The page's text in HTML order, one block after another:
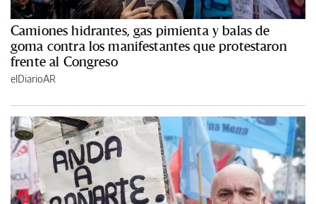
Camiones hidrantes, gas pimienta y balas de
goma contra los manifestantes que protestaron
frente al Congreso
elDiarioAR